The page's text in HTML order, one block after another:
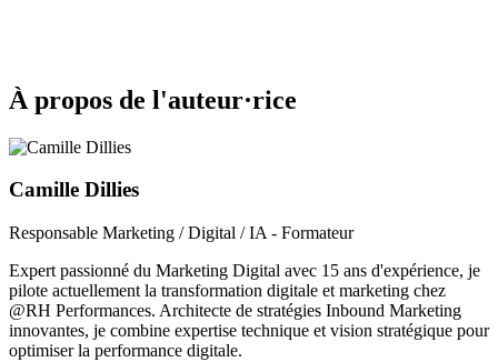
À propos de l'auteur·rice
Camille Dillies
Responsable Marketing / Digital / IA - Formateur
Expert passionné du Marketing Digital avec 15 ans d'expérience, je
pilote actuellement la transformation digitale et marketing chez
@RH Performances. Architecte de stratégies Inbound Marketing
innovantes, je combine expertise technique et vision stratégique pour
optimiser la performance digitale.